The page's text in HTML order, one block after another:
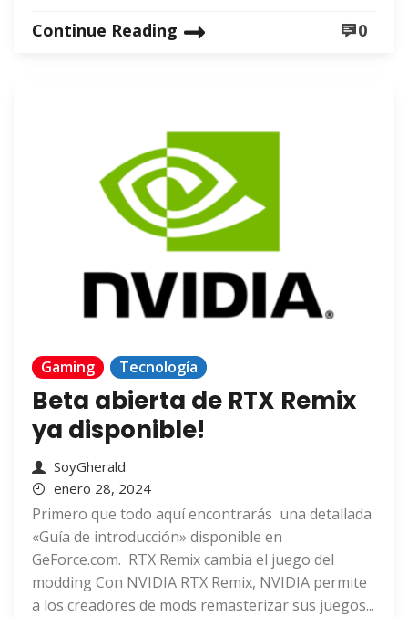
Continue Reading 0
Gaming Tecnología
Beta abierta de RTX Remix
ya disponible!
SoyGherald
enero 28, 2024
Primero que todo aquí encontrarás una detallada
«Guía de introducción» disponible en
GeForce.com. RTX Remix cambia el juego del
modding Con NVIDIA RTX Remix, NVIDIA permite
a los creadores de mods remasterizar sus juegos...